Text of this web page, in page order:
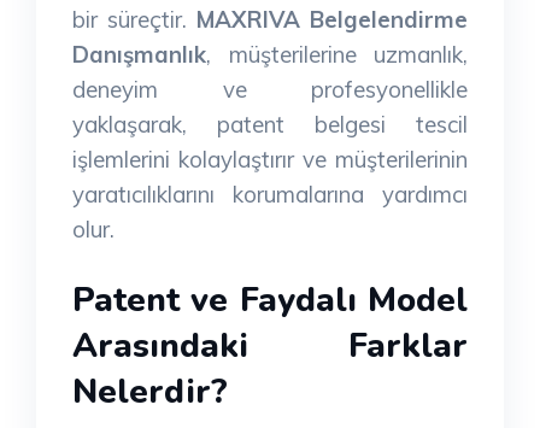
bir süreçtir. MAXRIVA Belgelendirme
Danışmanlık, müşterilerine uzmanlık,
deneyim ve profesyonellikle
yaklaşarak, patent belgesi tescil
işlemlerini kolaylaştırır ve müşterilerinin
yaratıcılıklarını korumalarına yardımcı
olur.
Patent ve Faydalı Model
Arasındaki Farklar
Nelerdir?